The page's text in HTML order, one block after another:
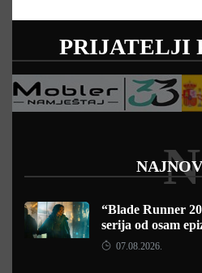
PRIJATELJI
N
“Blade Runner
serija od osam
07.08.2026.